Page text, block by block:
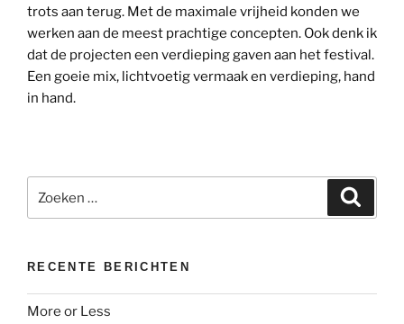
trots aan terug. Met de maximale vrijheid konden we
werken aan de meest prachtige concepten. Ook denk ik
dat de projecten een verdieping gaven aan het festival.
Een goeie mix, lichtvoetig vermaak en verdieping, hand
in hand.
naar:
RECENTE BERICHTEN
More or Less